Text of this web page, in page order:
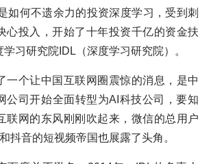
如何不遗余力的投资深度学习，受到刺
心投入，开始了十年投资千亿的资金扶
习研究院IDL（深度学习研究院）。
一个让中国互联网圈震惊的消息，是中
公司开始全面转型为AI科技公司，要知
联网的东风刚刚吹起来，微信的总用户
抖音的短视频帝国也展露了头角。